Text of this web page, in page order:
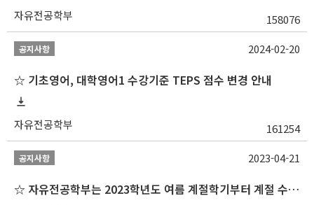
자유전공학부 158076
공지사항
☆ 기초영어, 대학영어1 수강기준 TEPS 점수 변경 안내
자유전공학부 161254
2024-02-20
공지사항
☆ 자유전공학부는 2023학년도 여름 계절학기부터 계절 수업을 개설하지 않습니다 ☆
2023-04-21